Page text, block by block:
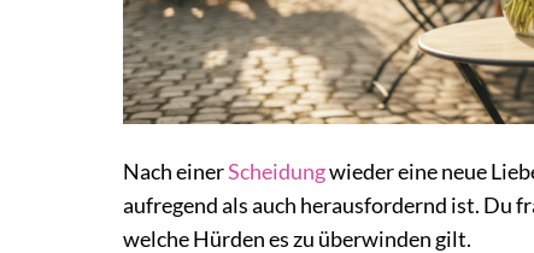
Nach einerScheidungwieder eine neue
aufregend als auch herausfordernd ist. Du
welche Hürden es zu überwinden gilt.